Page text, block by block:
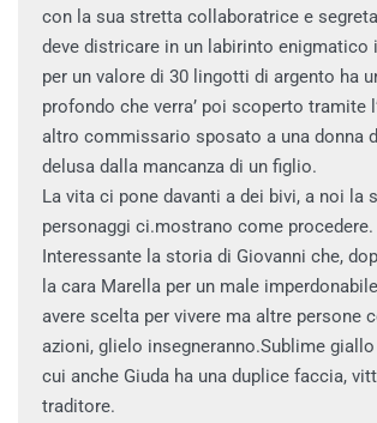
con la sua stretta collaboratrice e
deve districare in un labirinto enigmatico
per un valore di 30 lingotti di argento ha
profondo che verra’ poi scoperto tramite
altro commissario sposato a una donna
delusa dalla mancanza di un figlio.
La vita ci pone davanti a dei bivi, a noi la
personaggi ci.mostrano come procedere.
Interessante la storia di Giovanni che,
la cara Marella per un male
avere scelta per vivere ma altre persone
azioni, glielo insegneranno.Sublime
cui anche Giuda ha una duplice faccia,
traditore.